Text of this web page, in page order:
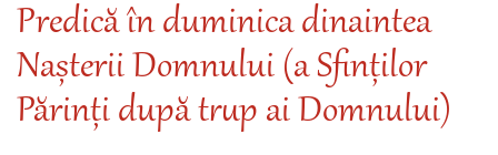
Predică în duminica dinaintea
Nașterii Domnului (a Sfinților
Părinți după trup ai Domnului)